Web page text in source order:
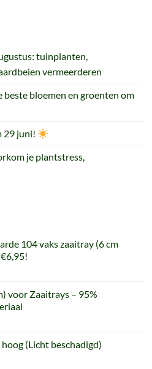
tuinplanten,
vermeerderen
beste bloemen en groenten om
29 juni!
je plantstress,
104 vaks zaaitray (6 cm
voor Zaaitrays – 95%
(Licht beschadigd)